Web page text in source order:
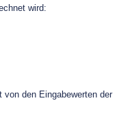
wird:
von den Eingabewerten der